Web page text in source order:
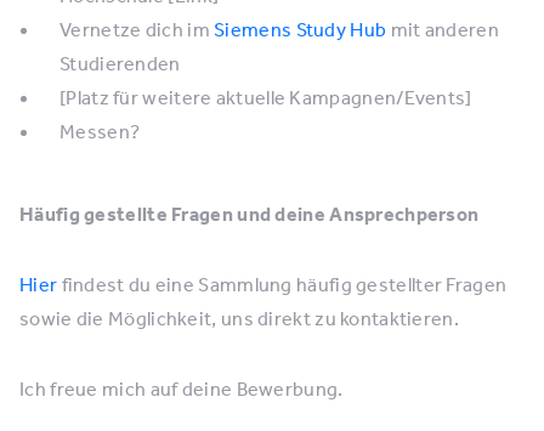
Vernetze dich imSiemens Study Hub mit anderen
Studierenden
[Platz für weitere aktuelle Kampagnen/Events]
Messen?
Häufig gestellte Fragen und deine Ansprechperson
Hier findest du eine Sammlung häufig gestellter Fragen
sowie die Möglichkeit, uns direkt zu kontaktieren.
Ich freue mich auf deine Bewerbung.